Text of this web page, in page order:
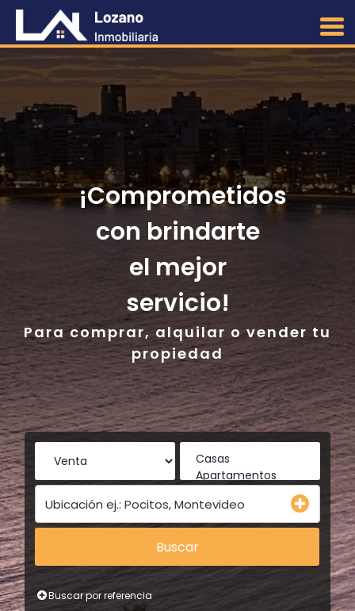
¡Comprometidos
con brindarte
el mejor
servicio!
Para comprar, alquilar o vender tu
propiedad
Ubicación ej.: Pocitos, Montevideo
Buscar
Buscar por referencia